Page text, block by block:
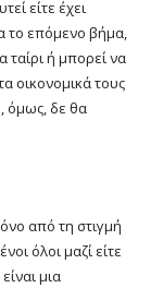
είτε έχει
το επόμενο βήμα,
ταίρι ή μπορεί να
οικονομικά τους
όμως, δε θα
από τη στιγμή
όλοι μαζί είτε
μια